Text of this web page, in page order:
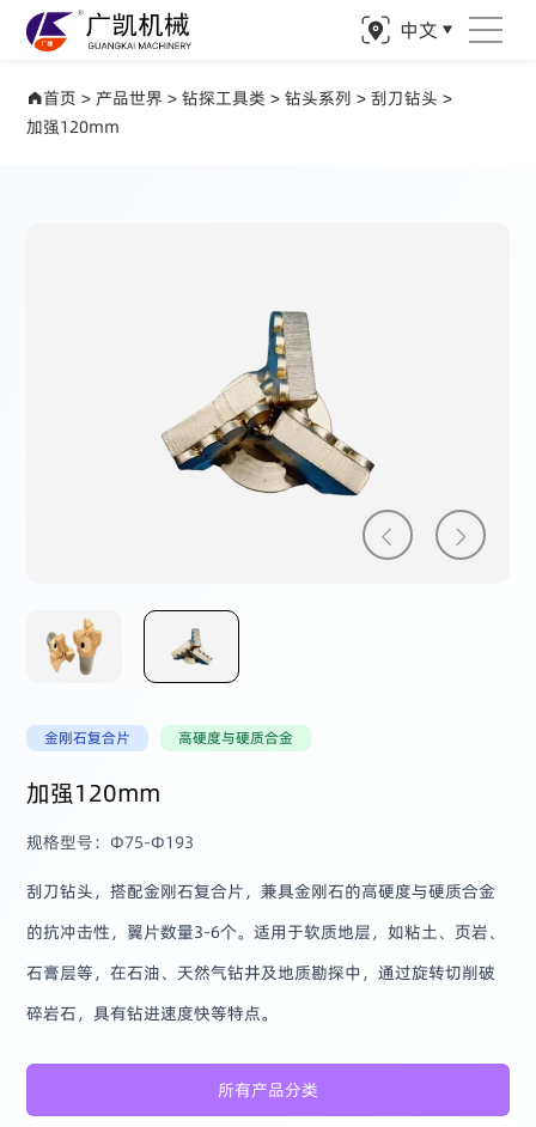
中文
产品世界 驱动矿业精准钻探
首页 >产品世界 >钻探工具类 >钻头系列 >刮刀钻头 >
加强120mm
金刚石复合片 高硬度与硬质合金
加强120mm
规格型号：Φ75-Φ193
刮刀钻头，搭配金刚石复合片，兼具金刚石的高硬度与硬质合金
的抗冲击性，翼片数量3-6个。适用于软质地层，如粘土、页岩、
石膏层等，在石油、天然气钻井及地质勘探中，通过旋转切削破
碎岩石，具有钻进速度快等特点。
所有产品分类